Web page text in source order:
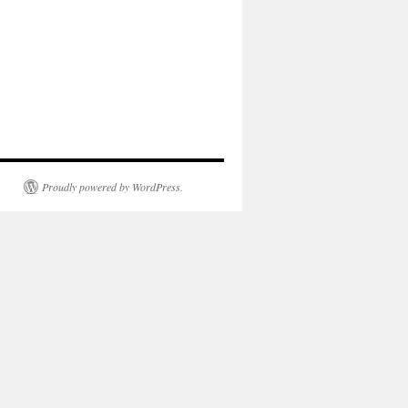
Proudly powered by WordPress.